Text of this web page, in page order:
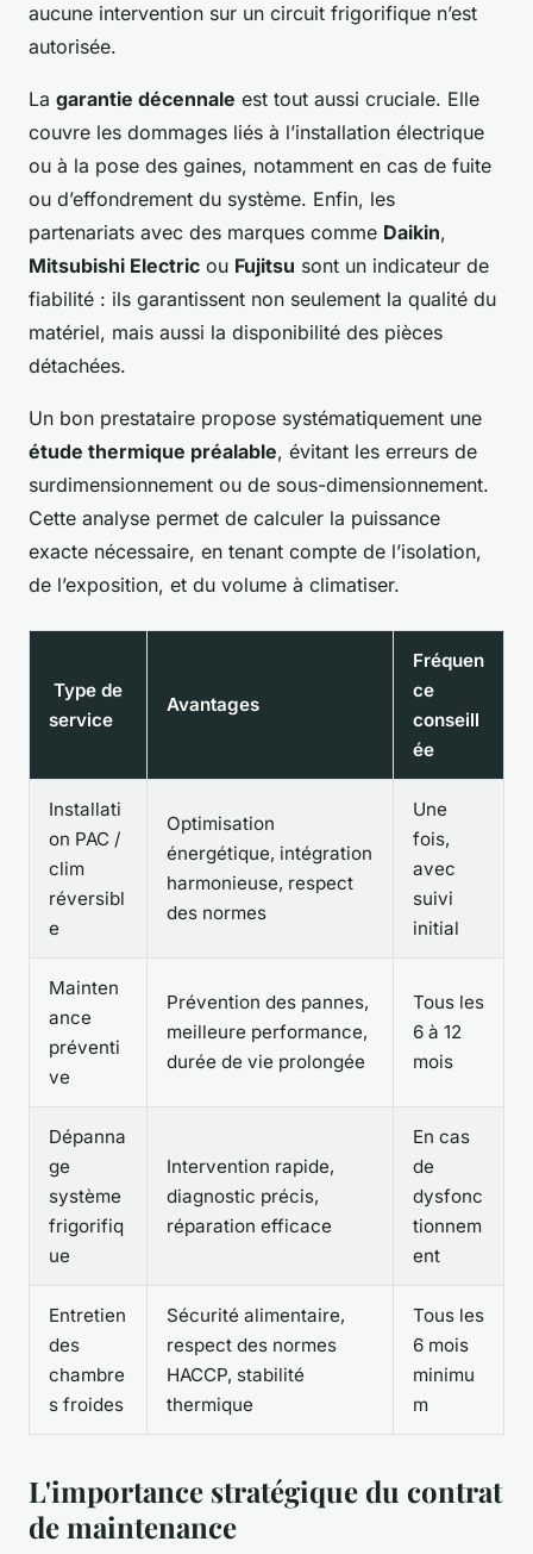
aucune intervention sur un circuit frigorifique n’est
autorisée.
La garantie décennale est tout aussi cruciale. Elle
couvre les dommages liés à l’installation électrique
ou à la pose des gaines, notamment en cas de fuite
ou d’effondrement du système. Enfin, les
partenariats avec des marques comme Daikin,
Mitsubishi Electric ou Fujitsu sont un indicateur de
fiabilité : ils garantissent non seulement la qualité du
matériel, mais aussi la disponibilité des pièces
détachées.
Un bon prestataire propose systématiquement une
étude thermique préalable, évitant les erreurs de
surdimensionnement ou de sous-dimensionnement.
Cette analyse permet de calculer la puissance
exacte nécessaire, en tenant compte de l’isolation,
de l’exposition, et du volume à climatiser.
Type de
service
Avantages
Fréquen
ce
conseill
ée
Installati
on PAC /
clim
réversibl
e
Optimisation
énergétique, intégration
harmonieuse, respect
des normes
Une
fois,
avec
suivi
initial
Mainten
ance
préventi
ve
Prévention des pannes,
meilleure performance,
durée de vie prolongée
Tous les
6 à 12
mois
Dépanna
ge
système
frigorifiq
ue
Intervention rapide,
diagnostic précis,
réparation efficace
En cas
de
dysfonc
tionnem
ent
Entretien
des
chambre
s froides
Sécurité alimentaire,
respect des normes
HACCP, stabilité
thermique
Tous les
6 mois
minimu
m
L'importance stratégique du contrat
de maintenance